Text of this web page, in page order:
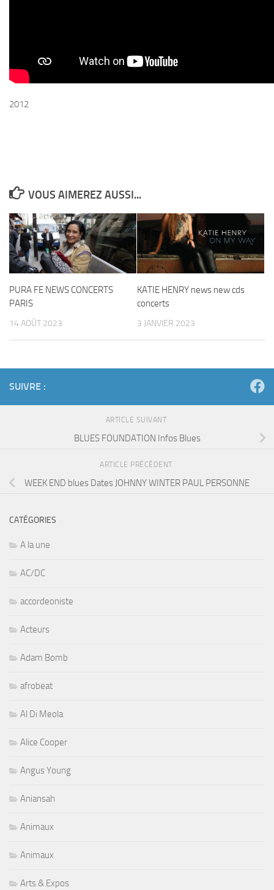
2012
VOUS AIMEREZ AUSSI...
PURA FE NEWS CONCERTS
PARIS
14 AOÛT 2023
KATIE HENRY news new cds
concerts
3 JANVIER 2023
SUIVRE :
ARTICLE SUIVANT
BLUES FOUNDATION Infos Blues
ARTICLE PRÉCÉDENT
WEEK END blues Dates JOHNNY WINTER PAUL PERSONNE
CATÉGORIES
A la une
AC/DC
accordeoniste
Acteurs
Adam Bomb
afrobeat
Al Di Meola
Alice Cooper
Angus Young
Aniansah
Animaux
Animaux
Arts & Expos